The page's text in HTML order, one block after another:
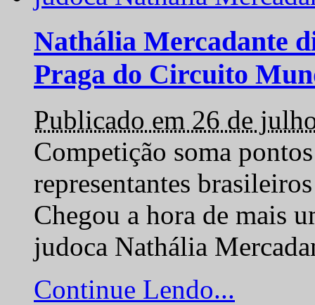
Nathália Mercadante
Praga do Circuito
Publicado em 26 de
Competição soma
representantes
Chegou a hora de mais
judoca Nathália
Continue Lendo...